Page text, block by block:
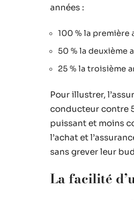
années :
100 % la première
50 % la deuxième
25 % la troisième
Pour illustrer,
conducteur contre
puissant et moins
l’achat et
sans grever leur
La facilité